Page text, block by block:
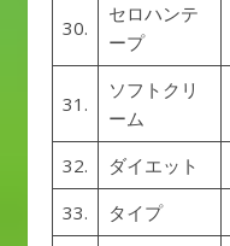
30.
セロハンテ
ープ
31.
ソフトクリ
ーム
32. ダイエット
33.
タイプ